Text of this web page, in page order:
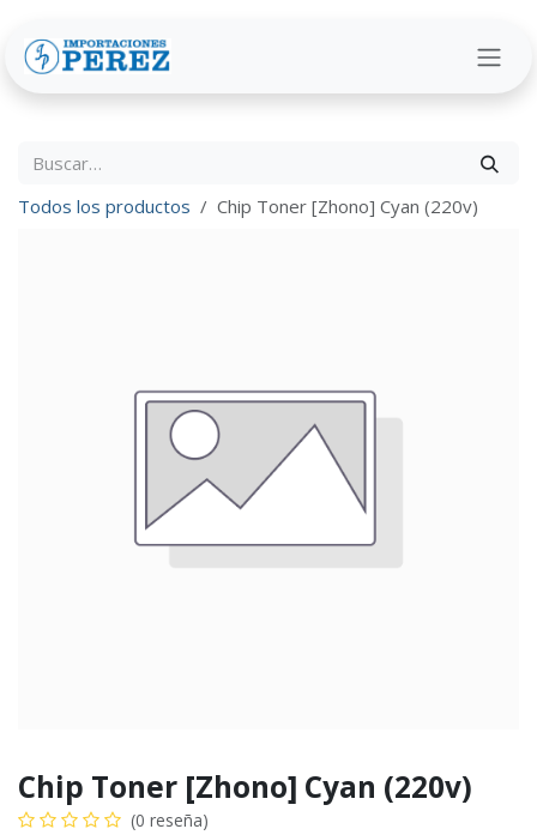
Todos los productos Chip Toner [Zhono] Cyan (220v)
Chip Toner [Zhono] Cyan (220v)
(0 reseña)